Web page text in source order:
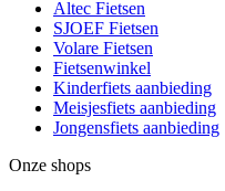
Altec Fietsen
SJOEF Fietsen
Volare Fietsen
Fietsenwinkel
Kinderfiets aanbieding
Meisjesfiets aanbieding
Jongensfiets aanbieding
Onze shops